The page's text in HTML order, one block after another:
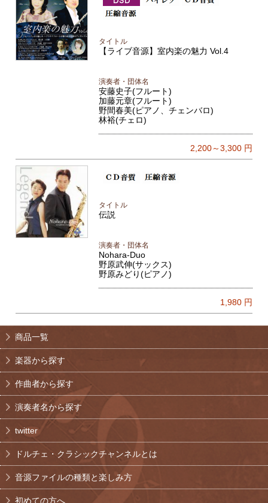
タイトル
【ライブ音源】室内楽の魅力 Vol.4
演奏者・団体名
安藤史子(フルート)
加藤元章(フルート)
野間春美(ピアノ、チェンバロ)
林裕(チェロ)
2,200～3,300円
タイトル
伝説
演奏者・団体名
Nohara-Duo
野原武伸(サックス)
野原みどり(ピアノ)
1,980円
商品一覧
楽器から探す
作曲者から探す
演奏者名から探す
twitter
ドルチェ・クラシックチャンネルとは
音源ファイルの種類と楽しみ方
初めての方へ